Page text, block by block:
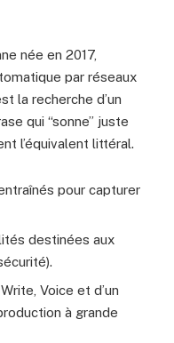
née en 2017,
par réseaux
la recherche d’un
qui “sonne” juste
l’équivalent littéral.
pour capturer
destinées aux
Voice et d’un
à grande